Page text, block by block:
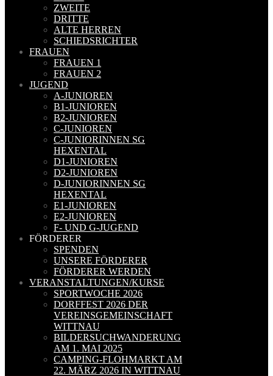
ZWEITE
DRITTE
ALTE HERREN
SCHIEDSRICHTER
FRAUEN
FRAUEN 1
FRAUEN 2
JUGEND
A-JUNIOREN
B1-JUNIOREN
B2-JUNIOREN
C-JUNIOREN
C-JUNIORINNEN SG
HEXENTAL
D1-JUNIOREN
D2-JUNIOREN
D-JUNIORINNEN SG
HEXENTAL
E1-JUNIOREN
E2-JUNIOREN
F- UND G-JUGEND
FÖRDERER
SPENDEN
UNSERE FÖRDERER
FÖRDERER WERDEN
VERANSTALTUNGEN/KURSE
SPORTWOCHE 2026
DORFFEST 2026 DER
VEREINSGEMEINSCHAFT
WITTNAU
BILDERSUCHWANDERUNG
AM 1. MAI 2025
CAMPING-FLOHMARKT AM
22. MÄRZ 2026 IN WITTNAU